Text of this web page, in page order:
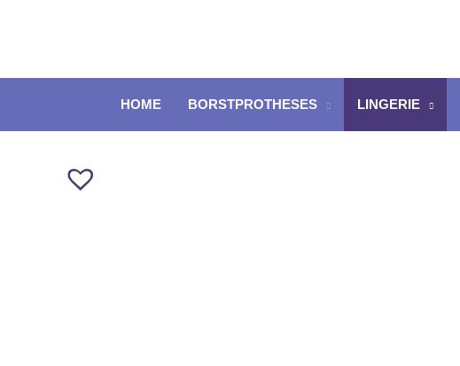
HOME BORSTPROTHESES LINGERIE